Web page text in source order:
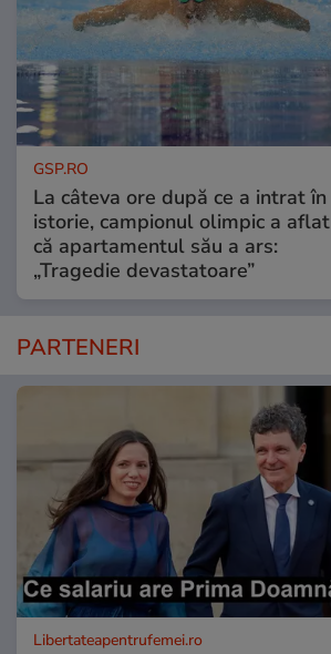
GSP.RO
La câteva ore după ce a intrat în
istorie, campionul olimpic a aflat
că apartamentul său a ars:
„Tragedie devastatoare”
PARTENERI
Libertateapentrufemei.ro